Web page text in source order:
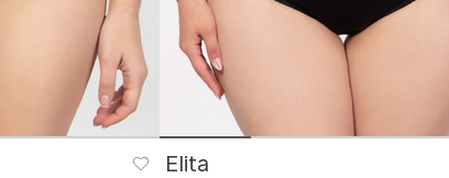
Elita